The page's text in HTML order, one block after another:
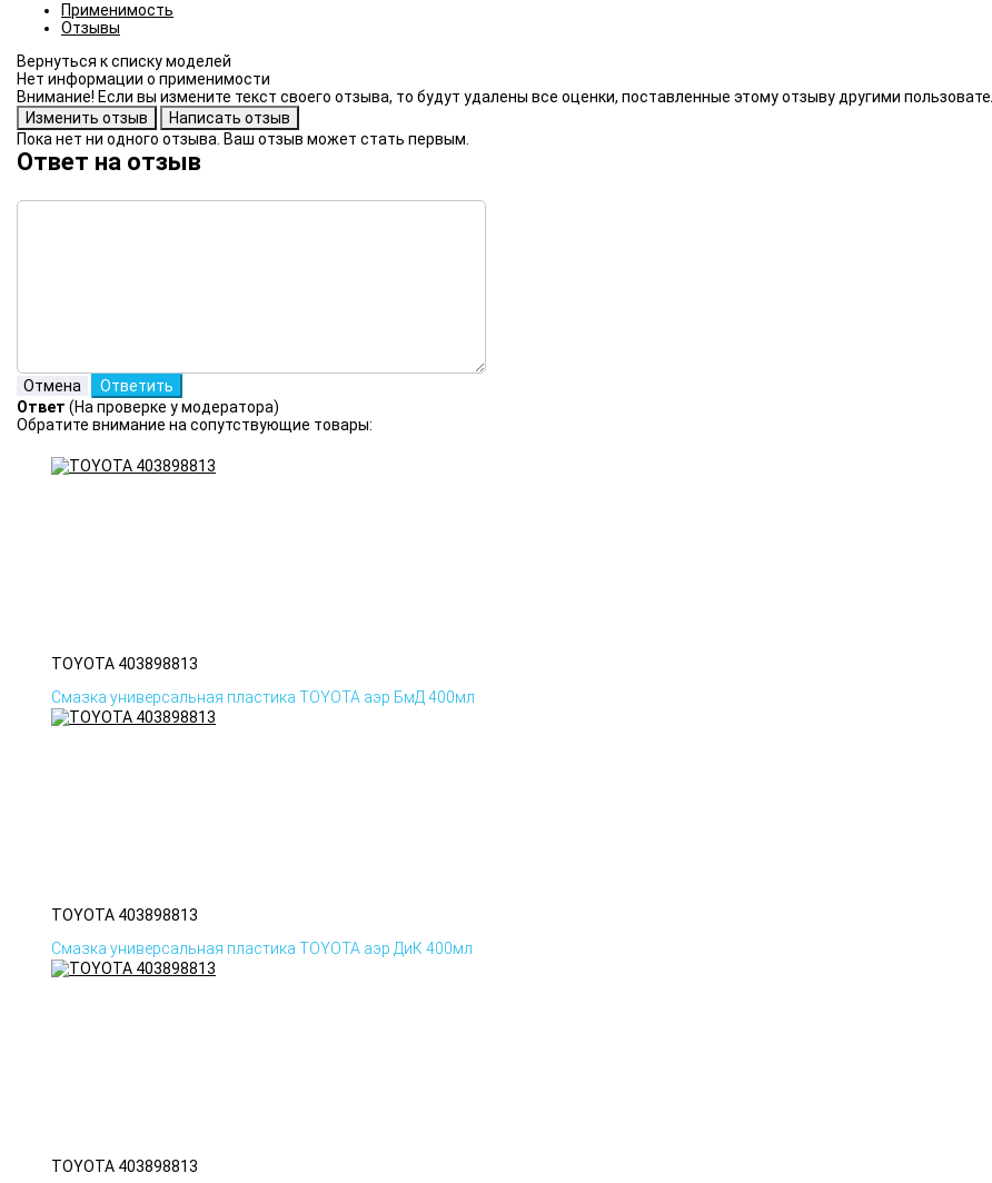
Применимость
Отзывы
Нет информации о применимости
Внимание! Если вы измените текст своего отзыва, то будут удалены все оценки, поставленные этому отзыву другими
Пока нет ни одного отзыва. Ваш отзыв может стать первым.
Ответ на отзыв
Ответ (На проверке у модератора)
Обратите внимание на сопутствующие товары:
TOYOTA 403898813
Смазка универсальная пластика TOYOTA аэр БмД 400мл
TOYOTA 403898813
Смазка универсальная пластика TOYOTA аэр ДиК 400мл
TOYOTA 403898813